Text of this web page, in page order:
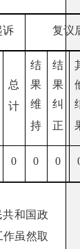
诉 复议
总
计
结
果
维
持
结
果
纠
正
0 0 0
共和国政
作虽然取